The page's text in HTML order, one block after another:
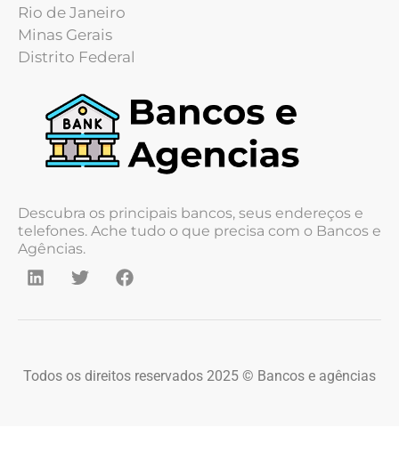
Rio de Janeiro
Minas Gerais
Distrito Federal
Descubra os principais bancos, seus endereços e
telefones. Ache tudo o que precisa com o Bancos e
Agências.
Todos os direitos reservados 2025 © Bancos e agências